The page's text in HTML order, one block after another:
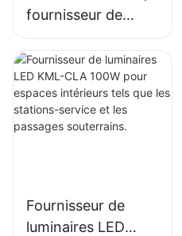
fournisseur de
luminaires LED
industriels pour
usines, entrepôts
et autres
applications
Fournisseur de
luminaires LED